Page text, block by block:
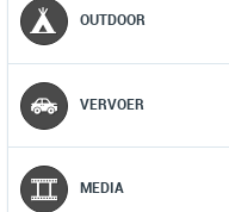
MOBIEL
OUTDOOR
VERVOER
MEDIA